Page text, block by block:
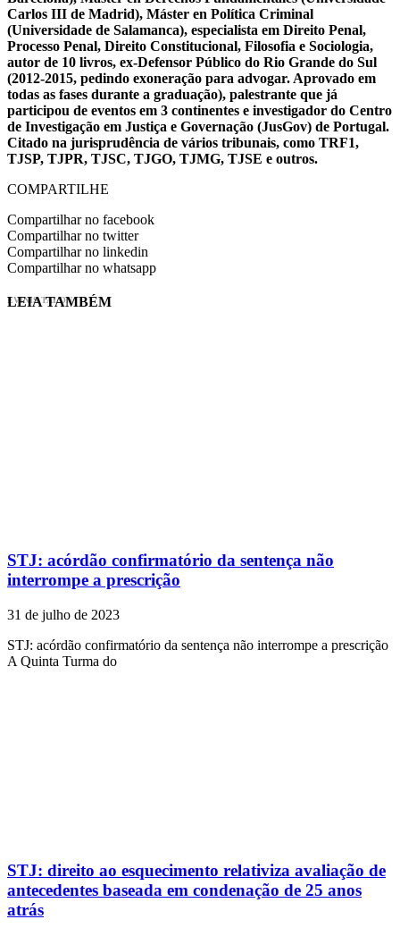
Carlos III de Madrid), Máster en Política Criminal
(Universidade de Salamanca), especialista em Direito Penal,
Processo Penal, Direito Constitucional, Filosofia e Sociologia,
autor de 10 livros, ex-Defensor Público do Rio Grande do Sul
(2012-2015, pedindo exoneração para advogar. Aprovado em
todas as fases durante a graduação), palestrante que já
participou de eventos em 3 continentes e investigador do Centro
de Investigação em Justiça e Governação (JusGov) de Portugal.
Citado na jurisprudência de vários tribunais, como TRF1,
TJSP, TJPR, TJSC, TJGO, TJMG, TJSE e outros.
COMPARTILHE
Compartilhar no facebook
Compartilhar no twitter
Compartilhar no linkedin
Compartilhar no whatsapp
EVINIS TALON
LEIA TAMBÉM
STJ: acórdão confirmatório da sentença não
interrompe a prescrição
31 de julho de 2023
STJ: acórdão confirmatório da sentença não interrompe a prescrição
A Quinta Turma do
STJ: direito ao esquecimento relativiza avaliação de
antecedentes baseada em condenação de 25 anos
atrás